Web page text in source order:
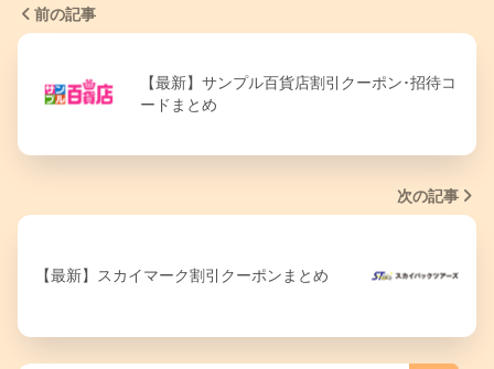
前の記事
【最新】サンプル百貨店割引クーポン･招待コ
ードまとめ
次の記事
【最新】スカイマーク割引クーポンまとめ